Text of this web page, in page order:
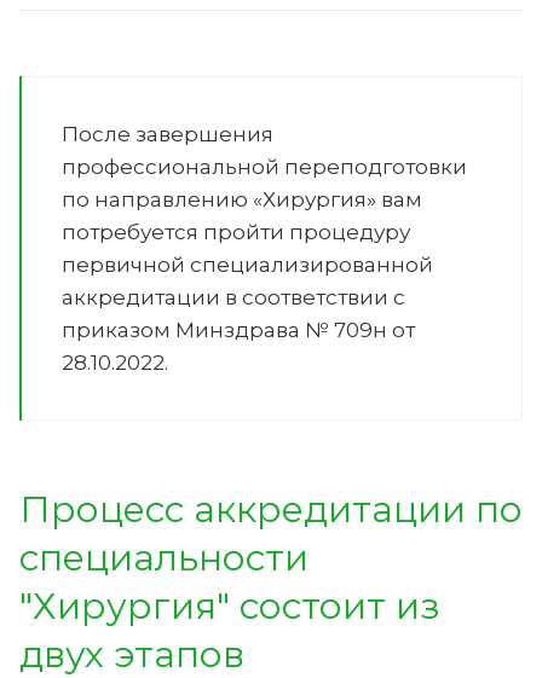
После завершения
профессиональной переподготовки
по направлению «Хирургия» вам
потребуется пройти процедуру
первичной специализированной
аккредитации в соответствии с
приказом Минздрава № 709н от
28.10.2022.
Процесс аккредитации по
специальности
"Хирургия" состоит из
двух этапов